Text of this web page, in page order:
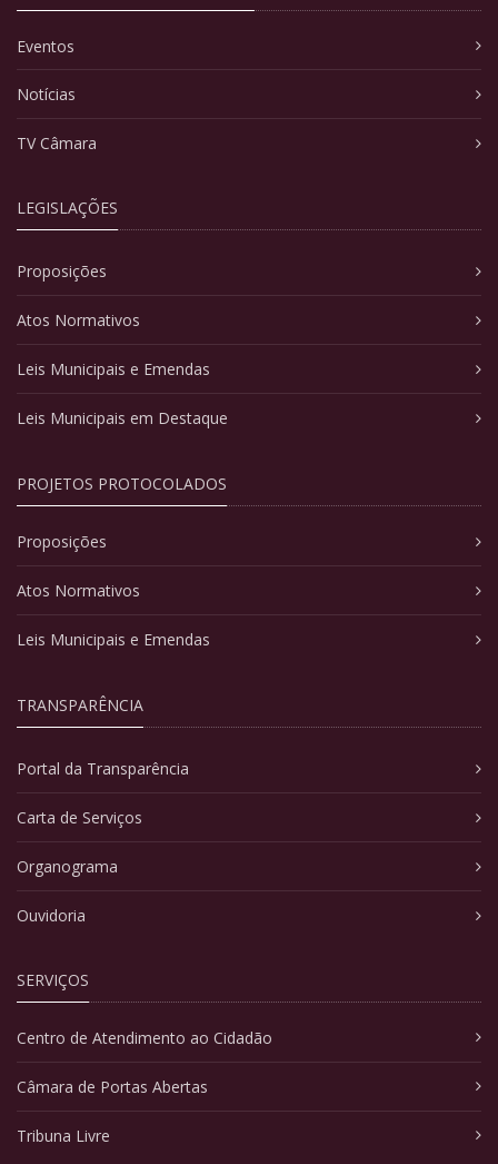
Eventos
Notícias
TV Câmara
LEGISLAÇÕES
Proposições
Atos Normativos
Leis Municipais e Emendas
Leis Municipais em Destaque
PROJETOS PROTOCOLADOS
Proposições
Atos Normativos
Leis Municipais e Emendas
TRANSPARÊNCIA
Portal da Transparência
Carta de Serviços
Organograma
Ouvidoria
SERVIÇOS
Centro de Atendimento ao Cidadão
Câmara de Portas Abertas
Tribuna Livre